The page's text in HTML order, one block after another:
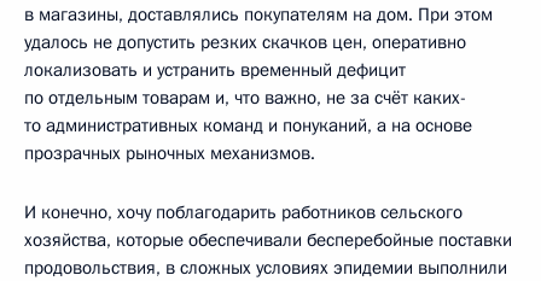
в магазины, доставлялись покупателям на дом. При этом
удалось не допустить резких скачков цен, оперативно
локализовать и устранить временный дефицит
по отдельным товарам и, что важно, не за счёт каких-
то административных команд и понуканий, а на основе
прозрачных рыночных механизмов.
И конечно, хочу поблагодарить работников сельского
хозяйства, которые обеспечивали бесперебойные поставки
продовольствия, в сложных условиях эпидемии выполнили